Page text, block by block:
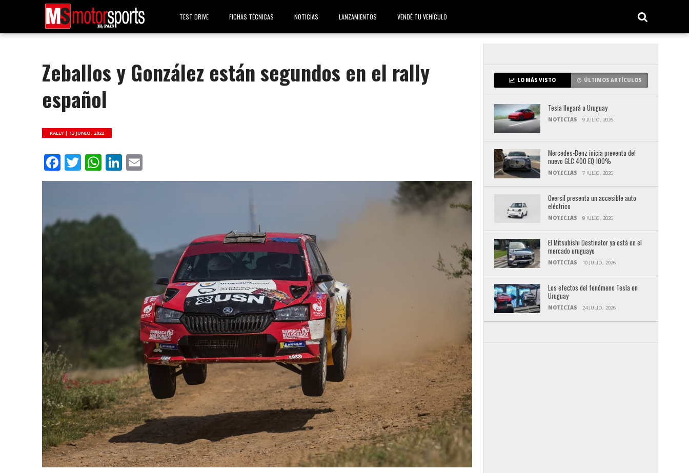
TEST DRIVE FICHAS TÉCNICAS NOTICIAS LANZAMIENTOS VENDÉ TU VEHÍCULO
Zeballos y González están segundos en el rally
español
RALLY | 13 JUNIO, 2022
Facebook
Twitter
WhatsApp
LinkedIn
LO MÁS VISTO ÚLTIMOS ARTÍCULOS
Tesla llegará a Uruguay
NOTICIAS 9 JULIO, 2026
Mercedes-Benz inicia preventa del
nuevo GLC 400 EQ 100%
NOTICIAS 7 JULIO, 2026
Oversil presenta un accesible auto
eléctrico
NOTICIAS 9 JULIO, 2026
El Mitsubishi Destinator ya está en el
mercado uruguayo
NOTICIAS 10 JULIO, 2026
Los efectos del fenómeno Tesla en
Uruguay
NOTICIAS 24 JULIO, 2026